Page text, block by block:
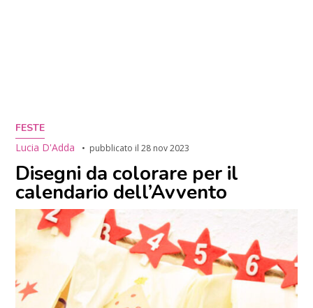
FESTE
Lucia D'Adda
pubblicato il28 nov 2023
Disegni da colorare per il
calendario dell’Avvento